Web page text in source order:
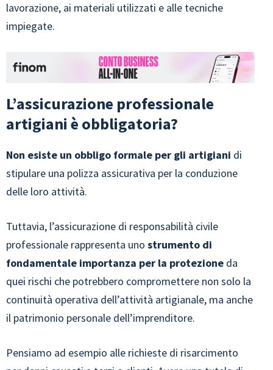
lavorazione, ai materiali utilizzati e alle tecniche
impiegate.
L’assicurazione professionale
artigiani è obbligatoria?
Non esiste un obbligo formale per gli artigiani di
stipulare una polizza assicurativa per la conduzione
delle loro attività.
Tuttavia, l’assicurazione di responsabilità civile
professionale rappresenta uno strumento di
fondamentale importanza per la protezione da
quei rischi che potrebbero compromettere non solo la
continuità operativa dell’attività artigianale, ma anche
il patrimonio personale dell’imprenditore.
Pensiamo ad esempio alle richieste di risarcimento